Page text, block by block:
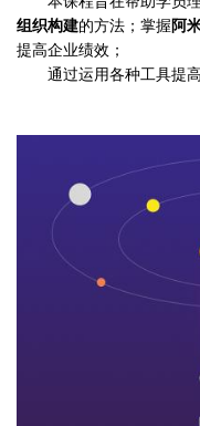
组织构建的方法；掌握 阿
提高企业绩效；
通过运用各种工具提